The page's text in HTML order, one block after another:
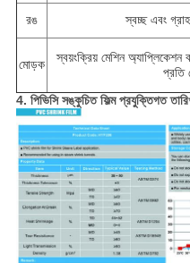
রঙ
স্বচ্ছ এবং
মোড়ক
স্বয়ংক্রিয় মেশিন অ্যাপ্লিকেশন
প্রতি
4. পিভিসি সঙ্কুচিত ফিল্ম প্রযুক্তিগত